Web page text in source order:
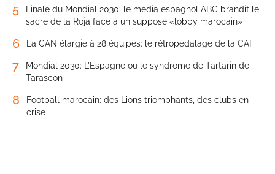
5
Finale du Mondial 2030: le média espagnol ABC brandit le
sacre de la Roja face à un supposé «lobby marocain»
6 La CAN élargie à 28 équipes: le rétropédalage de la CAF
7
Mondial 2030: L’Espagne ou le syndrome de Tartarin de
Tarascon
8
Football marocain: des Lions triomphants, des clubs en
crise